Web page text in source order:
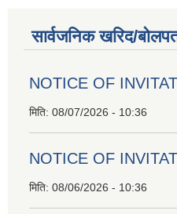
सार्वजनिक खरिद/
NOTICE OF
मिति: 08/07/2026 - 10:36
NOTICE OF
मिति: 08/06/2026 - 10:36